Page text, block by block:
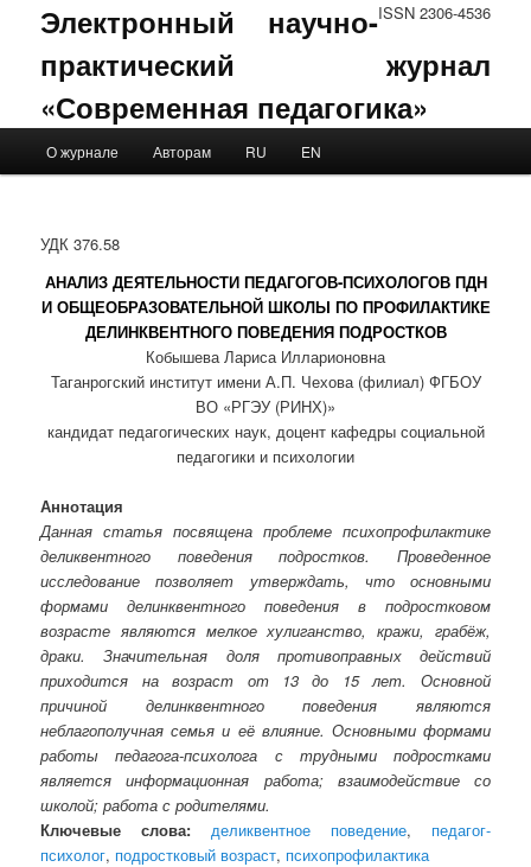
ISSN 2306-4536
Электронный научно-
практический журнал
«Современная педагогика»
Skip to primary content
Skip to secondary content
О журнале Авторам RU EN
УДК 376.58
АНАЛИЗ ДЕЯТЕЛЬНОСТИ ПЕДАГОГОВ-ПСИХОЛОГОВ ПДН
И ОБЩЕОБРАЗОВАТЕЛЬНОЙ ШКОЛЫ ПО ПРОФИЛАКТИКЕ
ДЕЛИНКВЕНТНОГО ПОВЕДЕНИЯ ПОДРОСТКОВ
Кобышева Лариса Илларионовна
Таганрогский институт имени А.П. Чехова (филиал) ФГБОУ
ВО «РГЭУ (РИНХ)»
кандидат педагогических наук, доцент кафедры социальной
педагогики и психологии
Аннотация
Данная статья посвящена проблеме психопрофилактике
деликвентного поведения подростков. Проведенное
исследование позволяет утверждать, что основными
формами делинквентного поведения в подростковом
возрасте являются мелкое хулиганство, кражи, грабёж,
драки. Значительная доля противоправных действий
приходится на возраст от 13 до 15 лет. Основной
причиной делинквентного поведения являются
неблагополучная семья и её влияние. Основными формами
работы педагога-психолога с трудными подростками
является информационная работа; взаимодействие со
школой; работа с родителями.
Ключевые слова:
деликвентное поведение, педагог-
психолог, подростковый возраст, психопрофилактика